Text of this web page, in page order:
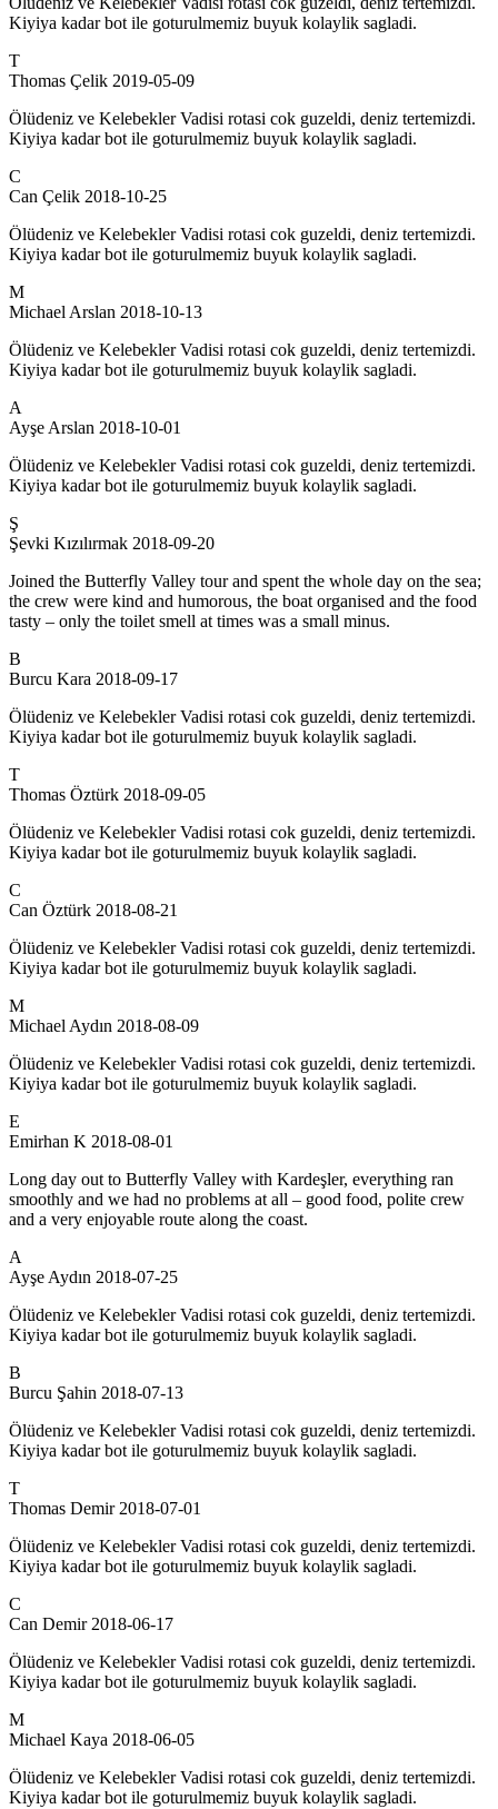
Kiyiya kadar bot ile goturulmemiz buyuk kolaylik sagladi.
T
Thomas Çelik 2019-05-09
Ölüdeniz ve Kelebekler Vadisi rotasi cok guzeldi, deniz tertemizdi.
Kiyiya kadar bot ile goturulmemiz buyuk kolaylik sagladi.
C
Can Çelik 2018-10-25
Ölüdeniz ve Kelebekler Vadisi rotasi cok guzeldi, deniz tertemizdi.
Kiyiya kadar bot ile goturulmemiz buyuk kolaylik sagladi.
M
Michael Arslan 2018-10-13
Ölüdeniz ve Kelebekler Vadisi rotasi cok guzeldi, deniz tertemizdi.
Kiyiya kadar bot ile goturulmemiz buyuk kolaylik sagladi.
A
Ayşe Arslan 2018-10-01
Ölüdeniz ve Kelebekler Vadisi rotasi cok guzeldi, deniz tertemizdi.
Kiyiya kadar bot ile goturulmemiz buyuk kolaylik sagladi.
Ş
Şevki Kızılırmak 2018-09-20
Joined the Butterfly Valley tour and spent the whole day on the sea;
the crew were kind and humorous, the boat organised and the food
tasty – only the toilet smell at times was a small minus.
B
Burcu Kara 2018-09-17
Ölüdeniz ve Kelebekler Vadisi rotasi cok guzeldi, deniz tertemizdi.
Kiyiya kadar bot ile goturulmemiz buyuk kolaylik sagladi.
T
Thomas Öztürk 2018-09-05
Ölüdeniz ve Kelebekler Vadisi rotasi cok guzeldi, deniz tertemizdi.
Kiyiya kadar bot ile goturulmemiz buyuk kolaylik sagladi.
C
Can Öztürk 2018-08-21
Ölüdeniz ve Kelebekler Vadisi rotasi cok guzeldi, deniz tertemizdi.
Kiyiya kadar bot ile goturulmemiz buyuk kolaylik sagladi.
M
Michael Aydın 2018-08-09
Ölüdeniz ve Kelebekler Vadisi rotasi cok guzeldi, deniz tertemizdi.
Kiyiya kadar bot ile goturulmemiz buyuk kolaylik sagladi.
E
Emirhan K 2018-08-01
Long day out to Butterfly Valley with Kardeşler, everything ran
smoothly and we had no problems at all – good food, polite crew
and a very enjoyable route along the coast.
A
Ayşe Aydın 2018-07-25
Ölüdeniz ve Kelebekler Vadisi rotasi cok guzeldi, deniz tertemizdi.
Kiyiya kadar bot ile goturulmemiz buyuk kolaylik sagladi.
B
Burcu Şahin 2018-07-13
Ölüdeniz ve Kelebekler Vadisi rotasi cok guzeldi, deniz tertemizdi.
Kiyiya kadar bot ile goturulmemiz buyuk kolaylik sagladi.
T
Thomas Demir 2018-07-01
Ölüdeniz ve Kelebekler Vadisi rotasi cok guzeldi, deniz tertemizdi.
Kiyiya kadar bot ile goturulmemiz buyuk kolaylik sagladi.
C
Can Demir 2018-06-17
Ölüdeniz ve Kelebekler Vadisi rotasi cok guzeldi, deniz tertemizdi.
Kiyiya kadar bot ile goturulmemiz buyuk kolaylik sagladi.
M
Michael Kaya 2018-06-05
Ölüdeniz ve Kelebekler Vadisi rotasi cok guzeldi, deniz tertemizdi.
Kiyiya kadar bot ile goturulmemiz buyuk kolaylik sagladi.